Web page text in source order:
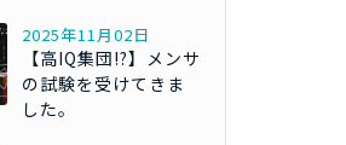
2025年11月02日
【高IQ集団!?】メンサ
の試験を受けてきま
した。